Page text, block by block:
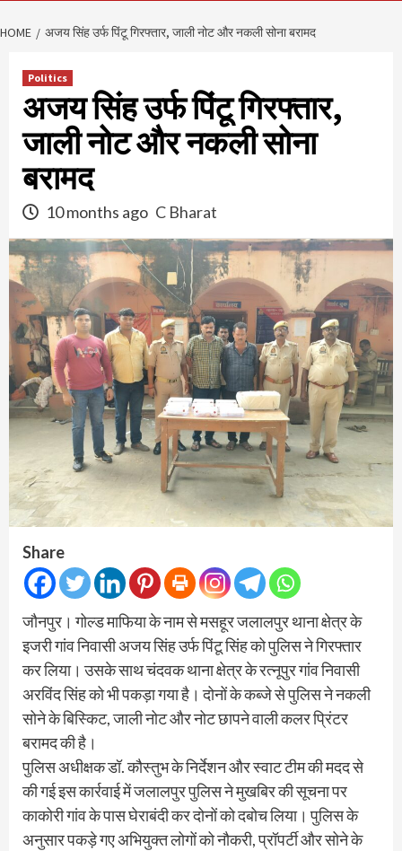
HOME अजय सिंह उर्फ पिंटू गिरफ्तार, जाली नोट और नकली सोना बरामद
Politics
अजय सिंह उर्फ पिंटू गिरफ्तार,
जाली नोट और नकली सोना
बरामद
10 months ago C Bharat
Share
जौनपुर। गोल्ड माफिया के नाम से मसहूर जलालपुर थाना क्षेत्र के
इजरी गांव निवासी अजय सिंह उर्फ पिंटू सिंह को पुलिस ने गिरफ्तार
कर लिया। उसके साथ चंदवक थाना क्षेत्र के रत्नूपुर गांव निवासी
अरविंद सिंह को भी पकड़ा गया है। दोनों के कब्जे से पुलिस ने नकली
सोने के बिस्किट, जाली नोट और नोट छापने वाली कलर प्रिंटर
बरामद की है।
पुलिस अधीक्षक डॉ. कौस्तुभ के निर्देशन और स्वाट टीम की मदद से
की गई इस कार्रवाई में जलालपुर पुलिस ने मुखबिर की सूचना पर
काकोरी गांव के पास घेराबंदी कर दोनों को दबोच लिया। पुलिस के
अनुसार पकड़े गए अभियुक्त लोगों को नौकरी, प्रॉपर्टी और सोने के